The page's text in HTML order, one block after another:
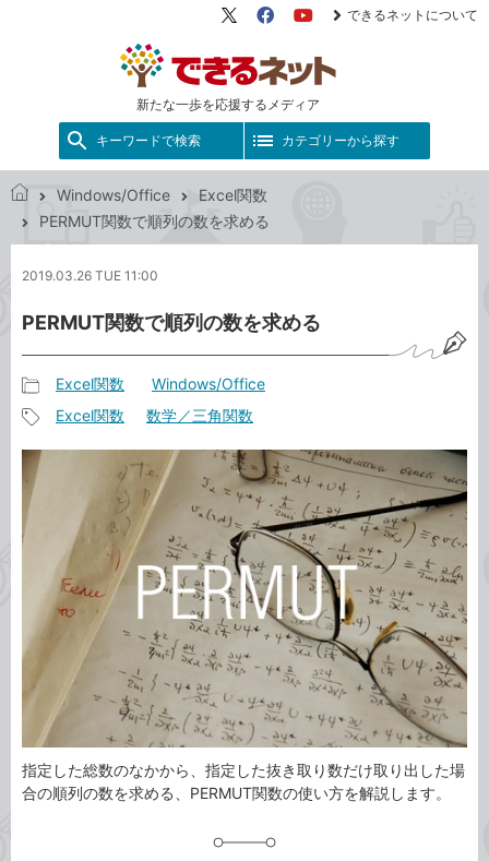
新たな一歩を応援するメディア
X（旧
FacebookYouTube
できるネットについて
キーワードで検索 カテゴリーから探す
で
ネ
ト
Windows/Office
Excel関数
PERMUT関数で順列の数を求める
2019.03.26 TUE 11:00
PERMUT関数で順列の数を求める
事
カ
Excel関数 Windows/Office
事
Excel関数 数学／三角関数
指定した総数のなかから、指定した抜き取り数だけ取り出した場
合の順列の数を求める、PERMUT関数の使い方を解説します。